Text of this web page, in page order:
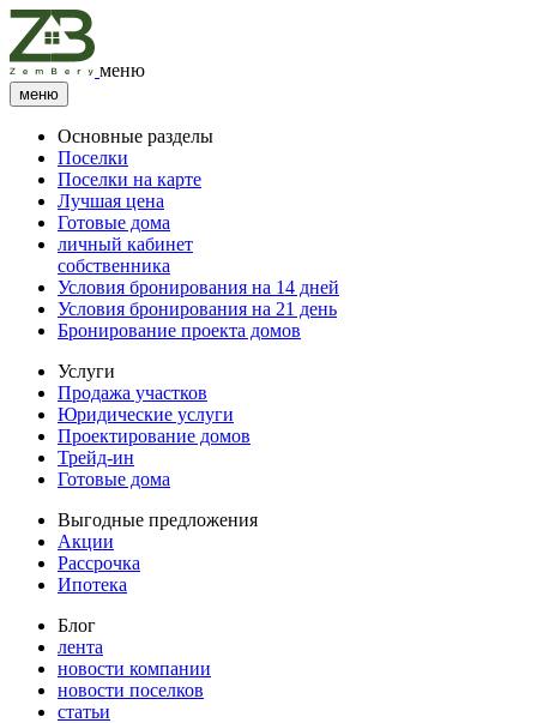
меню
меню
Основные разделы
Поселки
Поселки на карте
Лучшая цена
Готовые дома
личный кабинет
собственника
Условия бронирования на 14 дней
Условия бронирования на 21 день
Бронирование проекта домов
Услуги
Продажа участков
Юридические услуги
Проектирование домов
Трейд-ин
Готовые дома
Выгодные предложения
Акции
Рассрочка
Ипотека
Блог
лента
новости компании
новости поселков
статьи